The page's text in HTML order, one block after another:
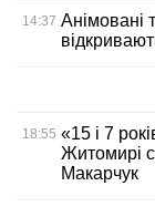
14:37 Анімовані
18:55 «15 і 7
Житомирі
Макарчук